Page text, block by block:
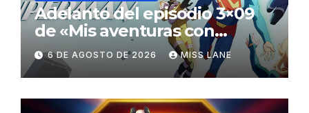
Adelanto del episodio 3×09
de «Mis aventuras con
Superman»
6 DE AGOSTO DE 2026 MISS LANE